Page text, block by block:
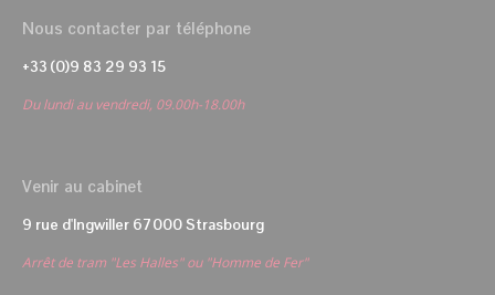
Nous contacter par téléphone
+33 (0)9 83 29 93 15
Du lundi au vendredi, 09.00h-18.00h
Venir au cabinet
9 rue d'Ingwiller 67000 Strasbourg
Arrêt de tram "Les Halles" ou "Homme de Fer"